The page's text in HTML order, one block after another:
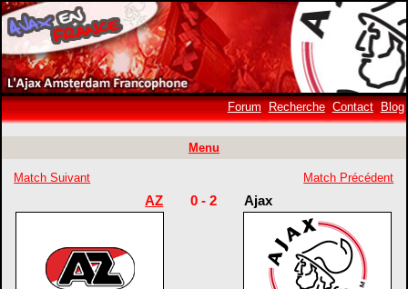
Forum Recherche Contact Blog
Menu
Match Suivant Match Précédent
AZ 0 - 2 Ajax